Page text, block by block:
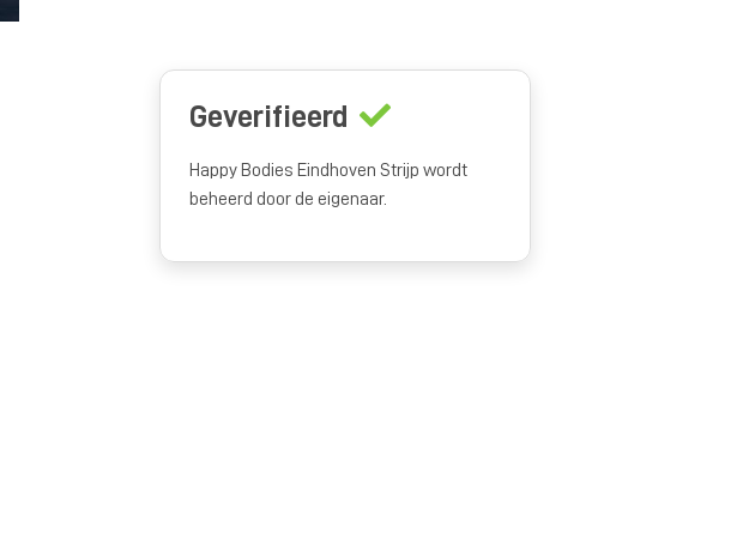
Geverifieerd
Happy Bodies Eindhoven Strijp wordt
beheerd door de eigenaar.